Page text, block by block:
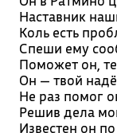
Наставник
Коль есть
Спеши ему
Поможет он,
Он — твой
Не раз помог
Решив дела
Известен он